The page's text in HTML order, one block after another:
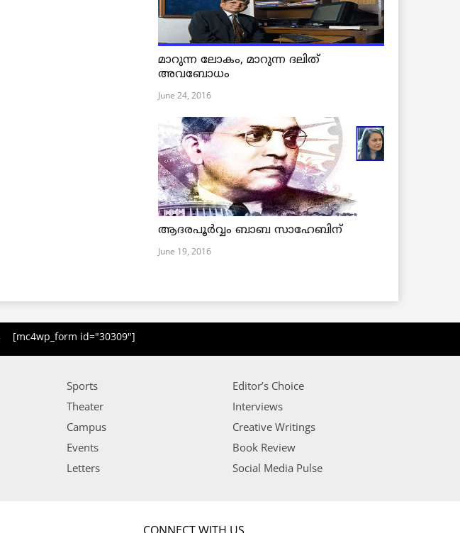
മാറുന്ന ലോകം, മാറുന്ന ദലിത്
അവബോധം
June 24, 2016
ആദരപൂര്‍വ്വം ബാബ സാഹേബിന്
June 19, 2016
[mc4wp_form id="30309"]
Sports
Theater
Campus
Events
Letters
Editor’s Choice
Interviews
Creative Writings
Book Review
Social Media Pulse